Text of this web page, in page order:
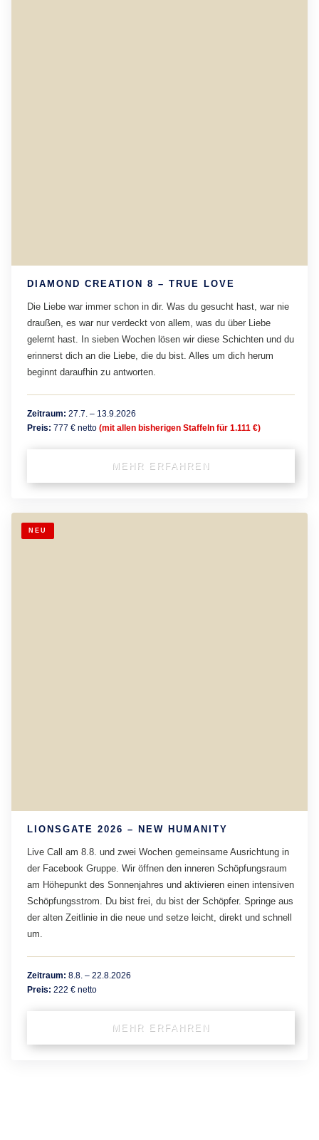
DIAMOND CREATION 8 – TRUE LOVE
Die Liebe war immer schon in dir. Was du gesucht hast, war nie
draußen, es war nur verdeckt von allem, was du über Liebe
gelernt hast. In sieben Wochen lösen wir diese Schichten und du
erinnerst dich an die Liebe, die du bist. Alles um dich herum
beginnt daraufhin zu antworten.
Zeitraum: 27.7. – 13.9.2026
Preis: 777 € netto (mit allen bisherigen Staffeln für 1.111 €)
MEHR ERFAHREN
NEU
LIONSGATE 2026 – NEW HUMANITY
Live Call am 8.8. und zwei Wochen gemeinsame Ausrichtung in
der Facebook Gruppe. Wir öffnen den inneren Schöpfungsraum
am Höhepunkt des Sonnenjahres und aktivieren einen intensiven
Schöpfungsstrom. Du bist frei, du bist der Schöpfer. Springe aus
der alten Zeitlinie in die neue und setze leicht, direkt und schnell
um.
Zeitraum: 8.8. – 22.8.2026
Preis: 222 € netto
MEHR ERFAHREN